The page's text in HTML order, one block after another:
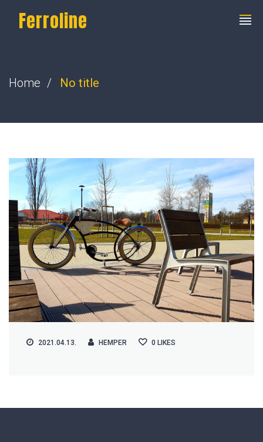
Ferroline
Home No title
2021.04.13. HEMPER 0 LIKES